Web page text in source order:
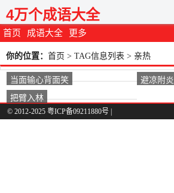
首页 成语大全 更多
4万个成语大全
你的位置： 首页 > TAG信息列表 > 亲热
当面输心背面笑
避凉附炎
把臂入林
© 2012-2025 粤ICP备09211880号 |